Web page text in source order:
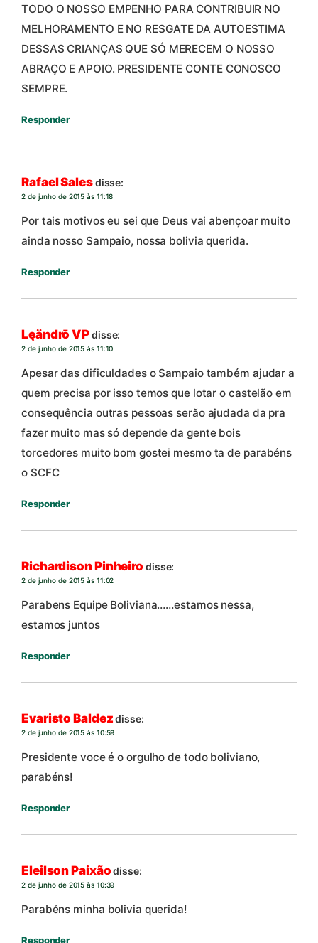
TODO O NOSSO EMPENHO PARA CONTRIBUIR NO
MELHORAMENTO E NO RESGATE DA AUTOESTIMA
DESSAS CRIANÇAS QUE SÓ MERECEM O NOSSO
ABRAÇO E APOIO. PRESIDENTE CONTE CONOSCO
SEMPRE.
Responder
Rafael Salesdisse:
2 de junho de 2015 às 11:18
Por tais motivos eu sei que Deus vai abençoar muito
ainda nosso Sampaio, nossa bolivia querida.
Responder
Lęändrō VPdisse:
2 de junho de 2015 às 11:10
Apesar das dificuldades o Sampaio também ajudar a
quem precisa por isso temos que lotar o castelão em
consequência outras pessoas serão ajudada da pra
fazer muito mas só depende da gente bois
torcedores muito bom gostei mesmo ta de parabéns
o SCFC
Responder
Richardison Pinheiro disse:
2 de junho de 2015 às 11:02
Parabens Equipe Boliviana……estamos nessa,
estamos juntos
Responder
Evaristo Baldez disse:
2 de junho de 2015 às 10:59
Presidente voce é o orgulho de todo boliviano,
parabéns!
Responder
Eleilson Paixão disse:
2 de junho de 2015 às 10:39
Parabéns minha bolivia querida!
Responder